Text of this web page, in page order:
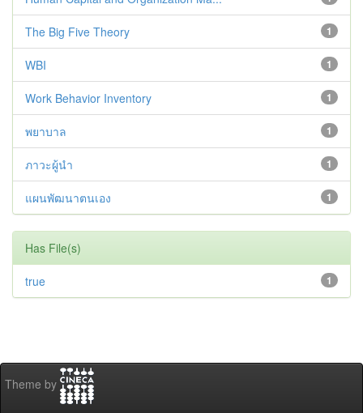
1
The Big Five Theory
1
WBI
1
Work Behavior Inventory
1
พยาบาล
1
ภาวะผู้นำ
1
แผนพัฒนาตนเอง
Has File(s)
1
true
Theme by